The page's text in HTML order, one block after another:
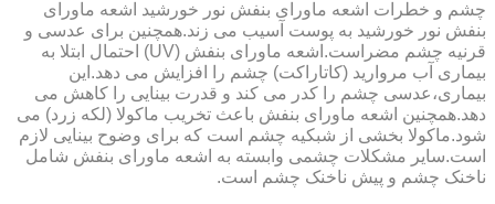
چشم و خطرات اشعه ماورای بنفش نور خورشید اشعه ماورای
بنفش نور خورشید به پوست آسیب می زند.همچنین برای عدسی و
قرنیه چشم مضراست.اشعه ماورای بنفش (UV) احتمال ابتلا به
بیماری آب مروارید (کاتاراکت) چشم را افزایش می دهد.این
بیماری،عدسی چشم را کدر می کند و قدرت بینایی را کاهش می
دهد.همچنین اشعه ماورای بنفش باعث تخریب ماکولا (لکه زرد) می
شود.ماکولا بخشی از شبکیه چشم است که برای وضوح بینایی لازم
است.سایر مشکلات چشمی وابسته به اشعه ماورای بنفش شامل
ناخنک چشم و پیش ناخنک چشم است.